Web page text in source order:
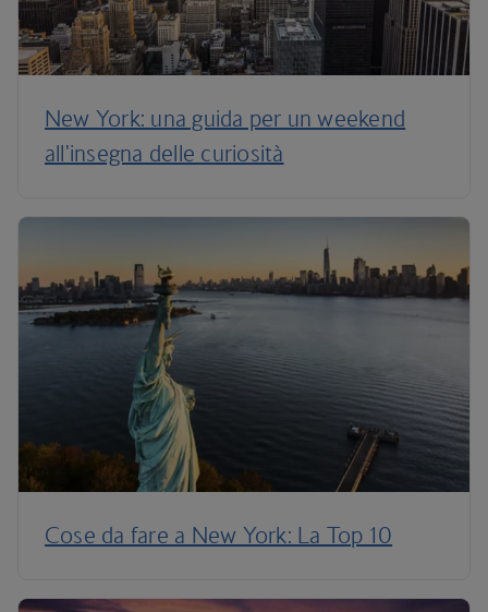
New York: una guida per un weekend
all'insegna delle curiosità
Cose da fare a New York: La Top 10